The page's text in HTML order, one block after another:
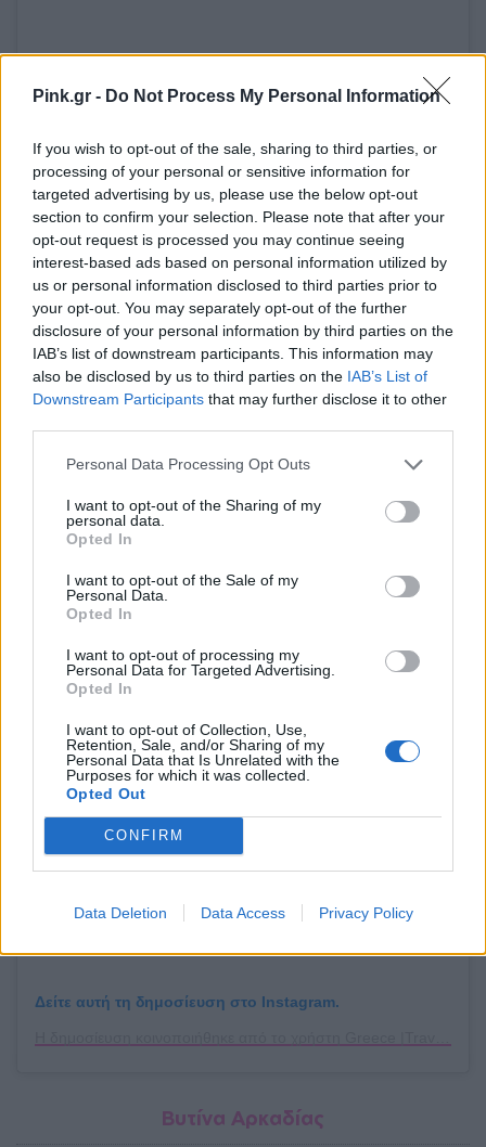
Pink.gr - Do Not Process My Personal Information
If you wish to opt-out of the sale, sharing to third parties, or
processing of your personal or sensitive information for
targeted advertising by us, please use the below opt-out
section to confirm your selection. Please note that after your
opt-out request is processed you may continue seeing
interest-based ads based on personal information utilized by
us or personal information disclosed to third parties prior to
your opt-out. You may separately opt-out of the further
disclosure of your personal information by third parties on the
IAB’s list of downstream participants. This information may
also be disclosed by us to third parties on the IAB’s List of
Downstream Participants that may further disclose it to other
Personal Data Processing Opt Outs
I want to opt-out of the Sharing of my
personal data.
Opted In
I want to opt-out of the Sale of my
Personal Data.
Opted In
I want to opt-out of processing my
Personal Data for Targeted Advertising.
Opted In
I want to opt-out of Collection, Use,
Retention, Sale, and/or Sharing of my
Personal Data that Is Unrelated with the
Purposes for which it was collected.
Opted Out
CONFIRM
Data Deletion Data Access Privacy Policy
Δείτε αυτή τη δημοσίευση στο Instagram.
Η δημοσίευση κοινοποιήθηκε από το χρήστη Discover Kalavrita (@discoverkalavrita)
Λίμνη Τσιβλού και Ζαρούχλα
Θα οδηγήσεις περίπου δύο ώρες από την Αθήνα για
να συναντήσεις το χωριό Τσιβλός. Σε υψόμετρο
περίπου 750 μέτρων, ανάμεσα στις πράσινες
πλαγιές του, βρίσκεται μία από τις πιο
εντυπωσιακές λίμνες της Πελοποννήσου: η λίμνη
Τσιβλού. Πολύ κοντά θα βρεις το χωριό Ζαρούχλα,
Αυτό το weekend θα είναι γεμάτο εντυπωσιακά
καταπράσινα σκηνικά και θα νιώθεις σαν να ζεις
σε παραμύθι!
Δείτε αυτή τη δημοσίευση στο Instagram.
Βυτίνα Αρκαδίας